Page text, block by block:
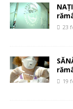
23
19